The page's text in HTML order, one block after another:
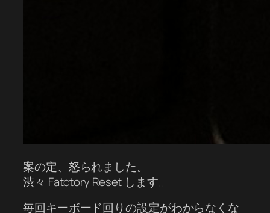
案の定、怒られました。
渋々 Fatctory Reset します。
毎回キーボード回りの設定がわからなくな